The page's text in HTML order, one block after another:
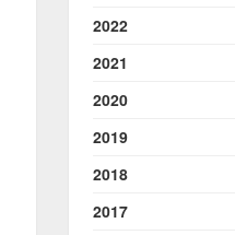
2022
2021
2020
2019
2018
2017